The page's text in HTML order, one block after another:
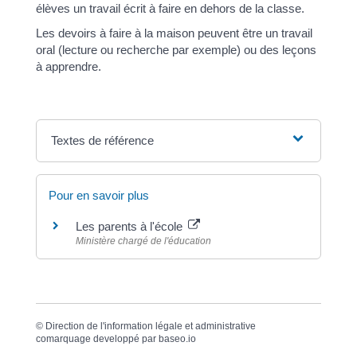
élèves un travail écrit à faire en dehors de la classe.
Les devoirs à faire à la maison peuvent être un travail
oral (lecture ou recherche par exemple) ou des leçons
à apprendre.
Textes de référence
Pour en savoir plus
Les parents à l'école
Ministère chargé de l'éducation
© Direction de l'information légale et administrative
comarquage developpé par baseo.io